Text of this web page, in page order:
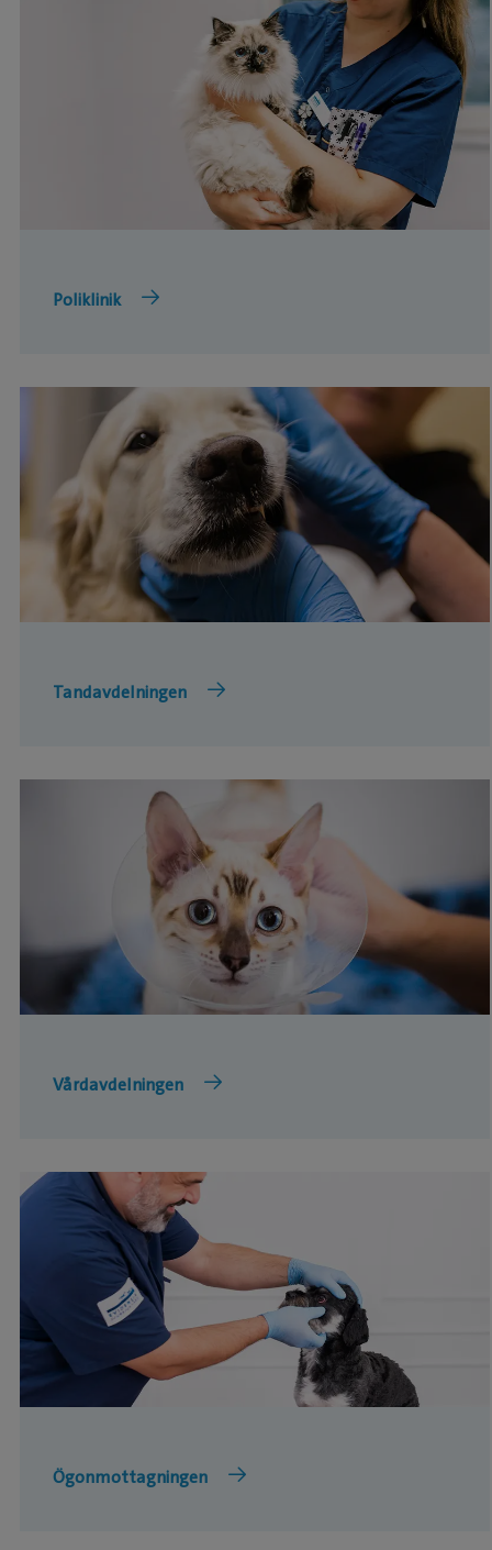
Poliklinik
Tandavdelningen
Vårdavdelningen
Ögonmottagningen